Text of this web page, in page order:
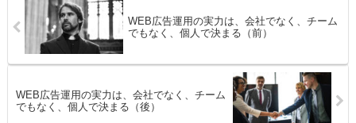
WEB広告運用の実力は、会社でなく、チーム
でもなく、個人で決まる（前）
WEB広告運用の実力は、会社でなく、チーム
でもなく、個人で決まる（後）